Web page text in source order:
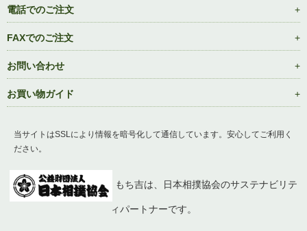
電話でのご注文
FAXでのご注文
お問い合わせ
お買い物ガイド
当サイトはSSLにより情報を暗号化して通信しています。安心してご利用く
ださい。
もち吉は、日本相撲協会のサステナビリテ
ィパートナーです。